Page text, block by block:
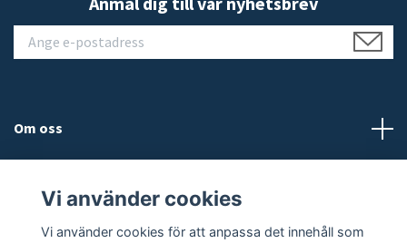
Om oss
Läs mer
Vi använder cookies
Vi använder cookies för att anpassa det innehåll som